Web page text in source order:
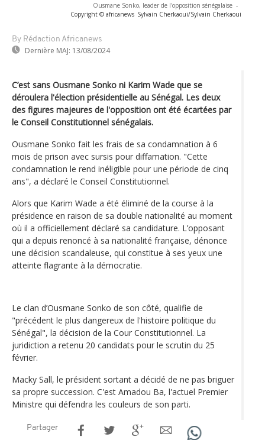
Ousmane Sonko, leader de l'opposition sénégalaise -
Copyright © africanews Sylvain Cherkaoui/Sylvain Cherkaoui
By Rédaction Africanews
Dernière MAJ: 13/08/2024
C’est sans Ousmane Sonko ni Karim Wade que se
déroulera l'élection présidentielle au Sénégal. Les deux
des figures majeures de l'opposition ont été écartées par
le Conseil Constitutionnel sénégalais.
Ousmane Sonko fait les frais de sa condamnation à 6
mois de prison avec sursis pour diffamation. "Cette
condamnation le rend inéligible pour une période de cinq
ans", a déclaré le Conseil Constitutionnel.
Alors que Karim Wade a été éliminé de la course à la
présidence en raison de sa double nationalité au moment
où il a officiellement déclaré sa candidature. L’opposant
qui a depuis renoncé à sa nationalité française, dénonce
une décision scandaleuse, qui constitue à ses yeux une
atteinte flagrante à la démocratie.
Le clan d’Ousmane Sonko de son côté, qualifie de
"précédent le plus dangereux de l'histoire politique du
Sénégal", la décision de la Cour Constitutionnel. La
juridiction a retenu 20 candidats pour le scrutin du 25
février.
Macky Sall, le président sortant a décidé de ne pas briguer
sa propre succession. C'est Amadou Ba, l'actuel Premier
Ministre qui défendra les couleurs de son parti.
Partager